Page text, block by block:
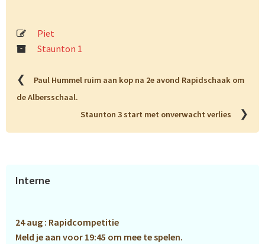
Piet
Staunton 1
❮
Paul Hummel ruim aan kop na 2e avond Rapidschaak om
de Albersschaal.
Staunton 3 start met onverwacht verlies
❯
Primaire
Interne
24 aug : Rapidcompetitie
Meld je aan voor 19:45 om mee te spelen.